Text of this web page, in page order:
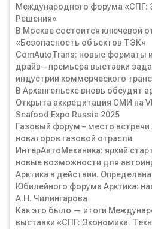
Международного форума «СПГ:
Решения»
В Москве состоится ключевой
«Безопасность объектов ТЭК»
ComAutoTrans: новые форматы
драйв – премьера выставки
индустрии коммерческого
В Архангельске вновь обсудят
Открыта аккредитация СМИ на
Seafood Expo Russia 2025
Газовый форум – место встречи
новаторов газовой отрасли
ИнтерАвтоМеханика: яркий
новые возможности для
Арктика в действии. Определена
Юбилейного форума Арктика:
А.Н. Чилингарова
Как это было — итоги
выставки «СПГ: Экономика.